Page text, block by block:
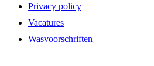
Privacy policy
Vacatures
Wasvoorschriften